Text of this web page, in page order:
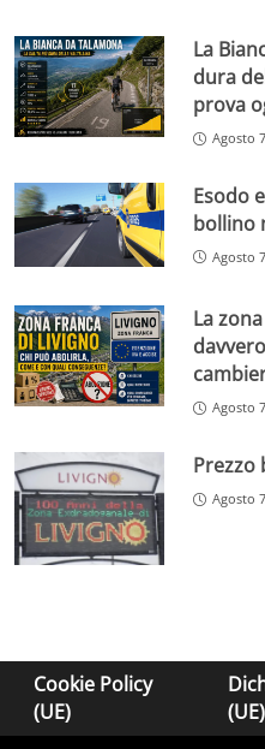
La
dura
prova
Agosto
Esodo
bollino
Agosto
La
Agosto
Prezzo
Agosto
Cookie Policy
(UE)
(UE)